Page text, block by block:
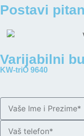
Postavi
Varijabilni
KW-triO 9640